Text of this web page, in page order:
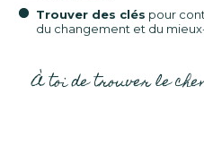
Trouver des clés pour
du changement et du
À toi de trouver le